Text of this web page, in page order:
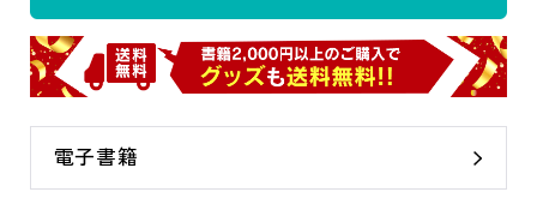
電子書籍